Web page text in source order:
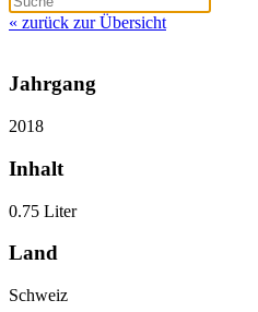
« zurück zur Übersicht
Jahrgang
2018
Inhalt
0.75 Liter
Land
Schweiz